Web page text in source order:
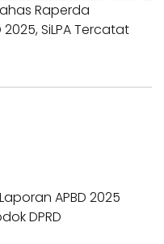
Raperda
SiLPA Tercatat
APBD 2025
DPRD